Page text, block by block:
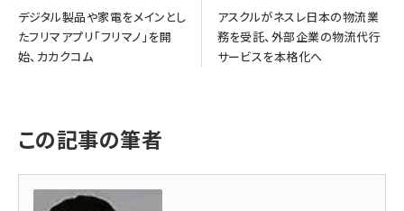
デジタル製品や家電をメインとし
たフリマアプリ「フリマノ」を開
始、カカクコム
アスクルがネスレ日本の物流業
務を受託、外部企業の物流代行
サービスを本格化へ
この記事の筆者